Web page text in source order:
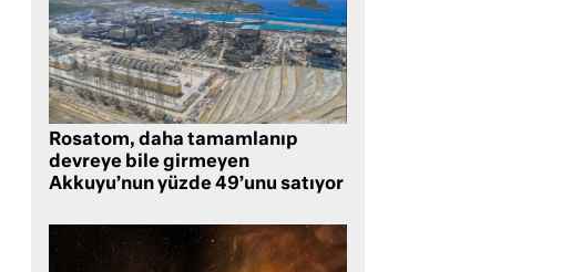
Rosatom, daha tamamlanıp
devreye bile girmeyen
Akkuyu’nun yüzde 49’unu satıyor